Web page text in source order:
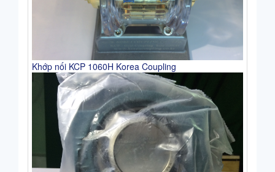
Khớp nối KCP 1060H Korea Coupling